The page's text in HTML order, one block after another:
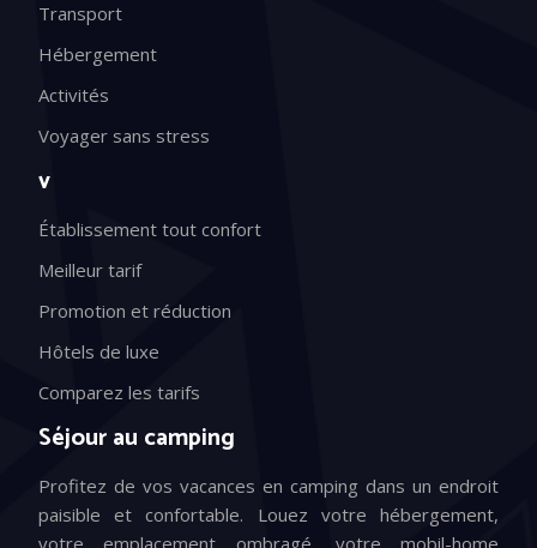
Transport
Hébergement
Activités
Voyager sans stress
v
Établissement tout confort
Meilleur tarif
Promotion et réduction
Hôtels de luxe
Comparez les tarifs
Séjour au camping
Profitez de vos vacances en camping dans un endroit
paisible et confortable. Louez votre hébergement,
votre emplacement ombragé, votre mobil-home